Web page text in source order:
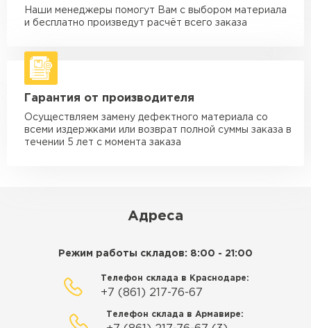
Машина - 20 тн до 80 м3
от 5 500 ₽
Манипулятор до 5 тн
макс. длина груза 5 м
Манипулятор до 10 тн
макс. длина груза 10 м
Манипулятор до 15 тн
Наши менеджеры помогут Вам с выбором материала
и бесплатно произведут расчёт всего заказа
Гарантия от производителя
Осуществляем замену дефектного материала со
всеми издержками или возврат полной суммы заказа в
течении 5 лет с момента заказа
Адреса
Режим работы складов: 8:00 - 21:00
Телефон склада в Краснодаре:
+7 (861) 217-76-67
Телефон склада в Армавире: